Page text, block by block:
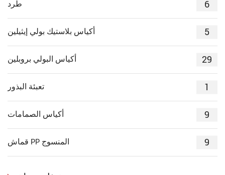
طَرد 6
أكياس بلاستيك بولي إيثيلين 5
أكياس البولي بروبلين 29
تعبئة البذور 1
أكياس الصمامات 9
قماش PP المنسوج 9